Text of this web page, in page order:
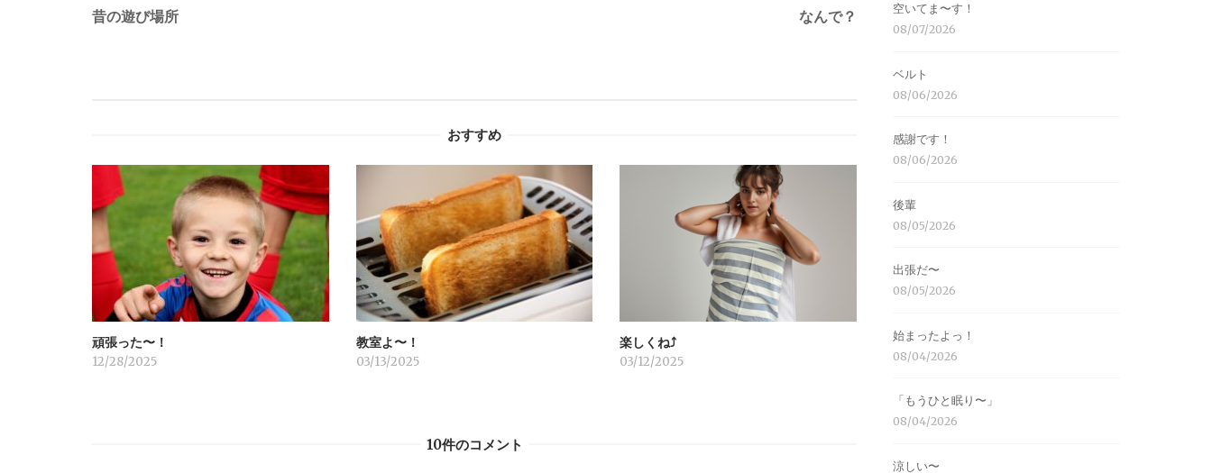
稿
ゲ
ー
シ
ョ
ン
昔の遊び場所 なんで？
おすすめ
頑張った〜！
12/28/2025
教室よ〜！
03/13/2025
楽しくね⤴︎
03/12/2025
10件のコメント
空いてま〜す！
08/07/2026
ベルト
08/06/2026
感謝です！
08/06/2026
後輩
08/05/2026
出張だ〜
08/05/2026
始まったよっ！
08/04/2026
「もうひと眠り〜」
08/04/2026
涼しい〜